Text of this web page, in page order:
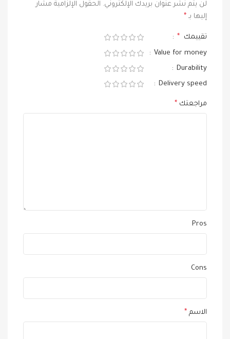
لن يتم نشر عنوان بريدك الإلكتروني. الحقول الإلزامية مشار
إليها بـ *
تقييمك *
Value for money
Durability
Delivery speed
مراجعتك *
Pros
Cons
الاسم *